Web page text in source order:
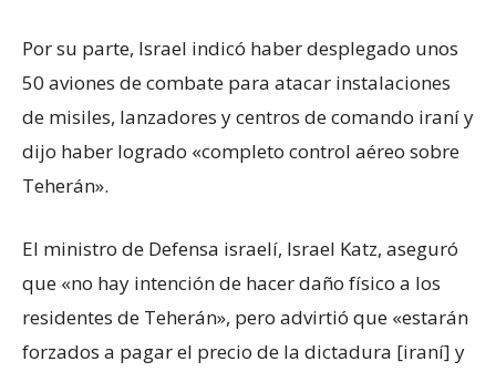
Por su parte, Israel indicó haber desplegado unos
50 aviones de combate para atacar instalaciones
de misiles, lanzadores y centros de comando iraní y
dijo haber logrado «completo control aéreo sobre
Teherán».
El ministro de Defensa israelí, Israel Katz, aseguró
que «no hay intención de hacer daño físico a los
residentes de Teherán», pero advirtió que «estarán
forzados a pagar el precio de la dictadura [iraní] y